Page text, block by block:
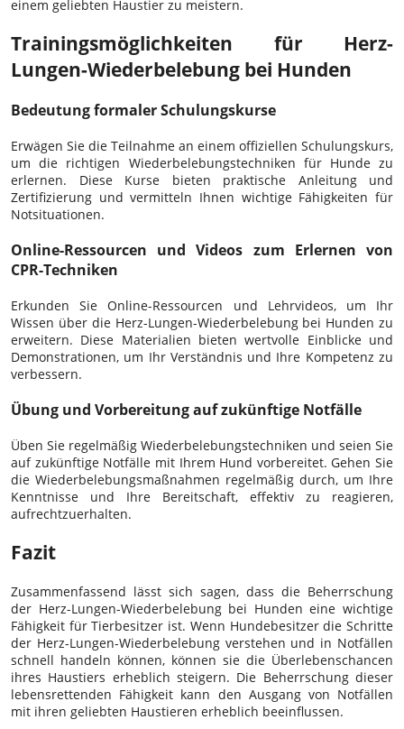
einem geliebten Haustier zu meistern.
Trainingsmöglichkeiten für Herz-
Lungen-Wiederbelebung bei Hunden
Bedeutung formaler Schulungskurse
Erwägen Sie die Teilnahme an einem offiziellen Schulungskurs,
um die richtigen Wiederbelebungstechniken für Hunde zu
erlernen. Diese Kurse bieten praktische Anleitung und
Zertifizierung und vermitteln Ihnen wichtige Fähigkeiten für
Notsituationen.
Online-Ressourcen und Videos zum Erlernen von
CPR-Techniken
Erkunden Sie Online-Ressourcen und Lehrvideos, um Ihr
Wissen über die Herz-Lungen-Wiederbelebung bei Hunden zu
erweitern. Diese Materialien bieten wertvolle Einblicke und
Demonstrationen, um Ihr Verständnis und Ihre Kompetenz zu
verbessern.
Übung und Vorbereitung auf zukünftige Notfälle
Üben Sie regelmäßig Wiederbelebungstechniken und seien Sie
auf zukünftige Notfälle mit Ihrem Hund vorbereitet. Gehen Sie
die Wiederbelebungsmaßnahmen regelmäßig durch, um Ihre
Kenntnisse und Ihre Bereitschaft, effektiv zu reagieren,
aufrechtzuerhalten.
Fazit
Zusammenfassend lässt sich sagen, dass die Beherrschung
der Herz-Lungen-Wiederbelebung bei Hunden eine wichtige
Fähigkeit für Tierbesitzer ist. Wenn Hundebesitzer die Schritte
der Herz-Lungen-Wiederbelebung verstehen und in Notfällen
schnell handeln können, können sie die Überlebenschancen
ihres Haustiers erheblich steigern. Die Beherrschung dieser
lebensrettenden Fähigkeit kann den Ausgang von Notfällen
mit ihren geliebten Haustieren erheblich beeinflussen.